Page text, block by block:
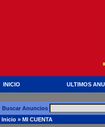
INICIO ULTIMOS
Buscar Anuncios
Inicio » MI CUENTA